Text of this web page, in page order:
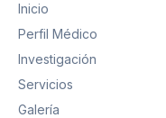
Inicio
Perfil Médico
Investigación
Servicios
Galería